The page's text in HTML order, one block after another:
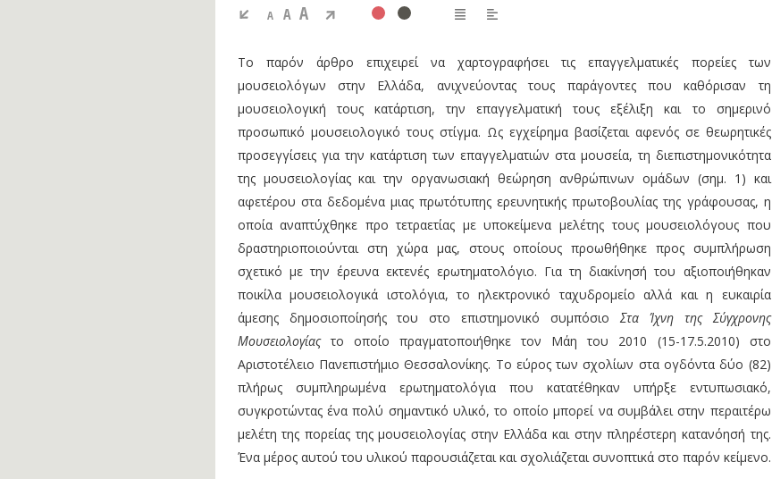
A A A
Το παρόν άρθρο επιχειρεί να χαρτογραφήσει τις επαγγελματικές πορείες των
μουσειολόγων στην Ελλάδα, ανιχνεύοντας τους παράγοντες που καθόρισαν τη
μουσειολογική τους κατάρτιση, την επαγγελματική τους εξέλιξη και το σημερινό
προσωπικό μουσειολογικό τους στίγμα. Ως εγχείρημα βασίζεται αφενός σε θεωρητικές
προσεγγίσεις για την κατάρτιση των επαγγελματιών στα μουσεία, τη διεπιστημονικότητα
της μουσειολογίας και την οργανωσιακή θεώρηση ανθρώπινων ομάδων (σημ. 1) και
αφετέρου στα δεδομένα μιας πρωτότυπης ερευνητικής πρωτοβουλίας της γράφουσας, η
οποία αναπτύχθηκε προ τετραετίας με υποκείμενα μελέτης τους μουσειολόγους που
δραστηριοποιούνται στη χώρα μας, στους οποίους προωθήθηκε προς συμπλήρωση
σχετικό με την έρευνα εκτενές ερωτηματολόγιο. Για τη διακίνησή του αξιοποιήθηκαν
ποικίλα μουσειολογικά ιστολόγια, το ηλεκτρονικό ταχυδρομείο αλλά και η ευκαιρία
άμεσης δημοσιοποίησής του στο επιστημονικό συμπόσιο Στα Ίχνη της Σύγχρονης
Μουσειολογίαςτο οποίο πραγματοποιήθηκε τον Μάη του 2010 (15-17.5.2010) στο
Αριστοτέλειο Πανεπιστήμιο Θεσσαλονίκης. Το εύρος των σχολίων στα ογδόντα δύο (82)
πλήρως συμπληρωμένα ερωτηματολόγια που κατατέθηκαν υπήρξε εντυπωσιακό,
συγκροτώντας ένα πολύ σημαντικό υλικό, το οποίο μπορεί να συμβάλει στην περαιτέρω
μελέτη της πορείας της μουσειολογίας στην Ελλάδα και στην πληρέστερη κατανόησή της.
Ένα μέρος αυτού του υλικού παρουσιάζεται και σχολιάζεται συνοπτικά στο παρόν κείμενο.